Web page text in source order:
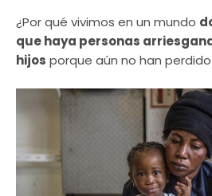
¿Por qué vivimos en un mundo
que haya personas
hijos porque aún no han